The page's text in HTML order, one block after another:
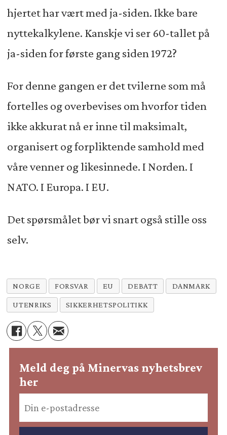
hjertet har vært med ja-siden. Ikke bare
nyttekalkylene. Kanskje vi ser 60-tallet på
ja-siden for første gang siden 1972?
For denne gangen er det tvilerne som må
fortelles og overbevises om hvorfor tiden
ikke akkurat nå er inne til maksimalt,
organisert og forpliktende samhold med
våre venner og likesinnede. I Norden. I
NATO. I Europa. I EU.
Det spørsmålet bør vi snart også stille oss
selv.
NORGE FORSVAR EU DEBATT DANMARK
UTENRIKS SIKKERHETSPOLITIKK
Meld deg på Minervas nyhetsbrev
her